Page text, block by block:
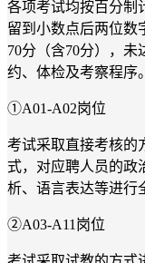
各项考试均按百分制
留到小数点后两位数
70分（含70分），
约、体检及考察程序。
①A01-A02岗位
考试采取直接考核的
式，对应聘人员的政
析、语言表达等进行
②A03-A11岗位